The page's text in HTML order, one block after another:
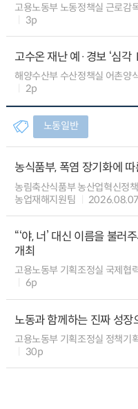
고용노동부 노동정책실 근로감
3p
고수온 재난 예·경보 ‘심각
해양수산부 수산정책실 어촌양
2p
노동일반
농식품부, 폭염 장기화에
농림축산식품부 농산업혁신정
농업재해지원팀
2026.08.07
“‘야, 너’ 대신 이름을 불러
개최
고용노동부 기획조정실 국제협
6p
노동과 함께하는 진짜 성
고용노동부 기획조정실 정책기
30p